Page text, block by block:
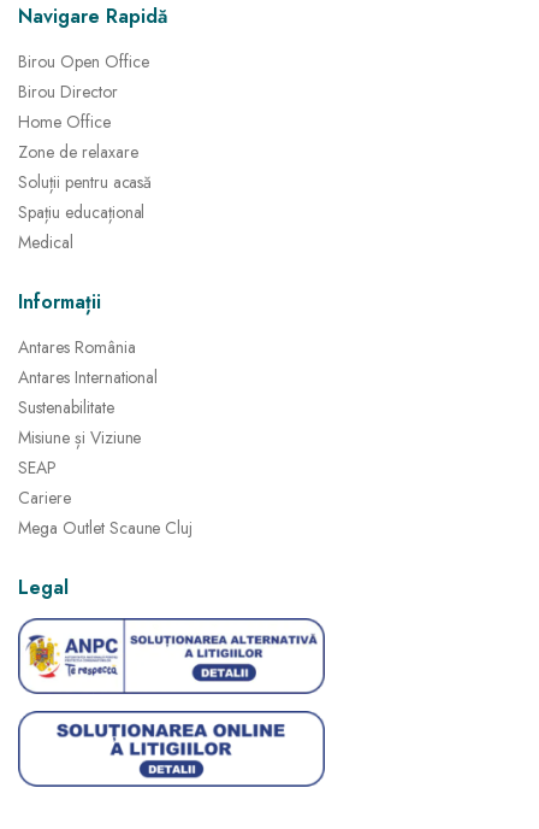
Navigare Rapidă
Birou Open Office
Birou Director
Home Office
Zone de relaxare
Soluții pentru acasă
Spațiu educațional
Medical
Informații
Antares România
Antares International
Sustenabilitate
Misiune și Viziune
SEAP
Cariere
Mega Outlet Scaune Cluj
Legal